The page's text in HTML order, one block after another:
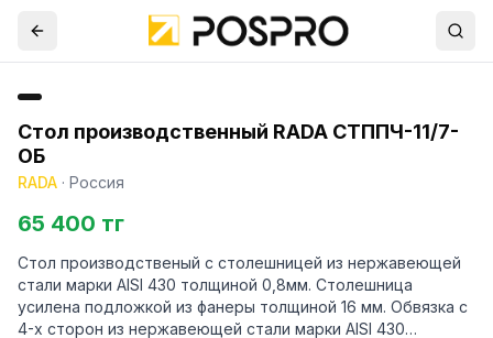
Стол производственный RADA СТППЧ-11/7-
ОБ
RADA · Россия
65 400 тг
Стол производственый с столешницей из нержавеющей
стали марки AISI 430 толщиной 0,8мм. Столешница
усилена подложкой из фанеры толщиной 16 мм. Обвязка с
4-х сторон из нержавеющей стали марки AISI 430